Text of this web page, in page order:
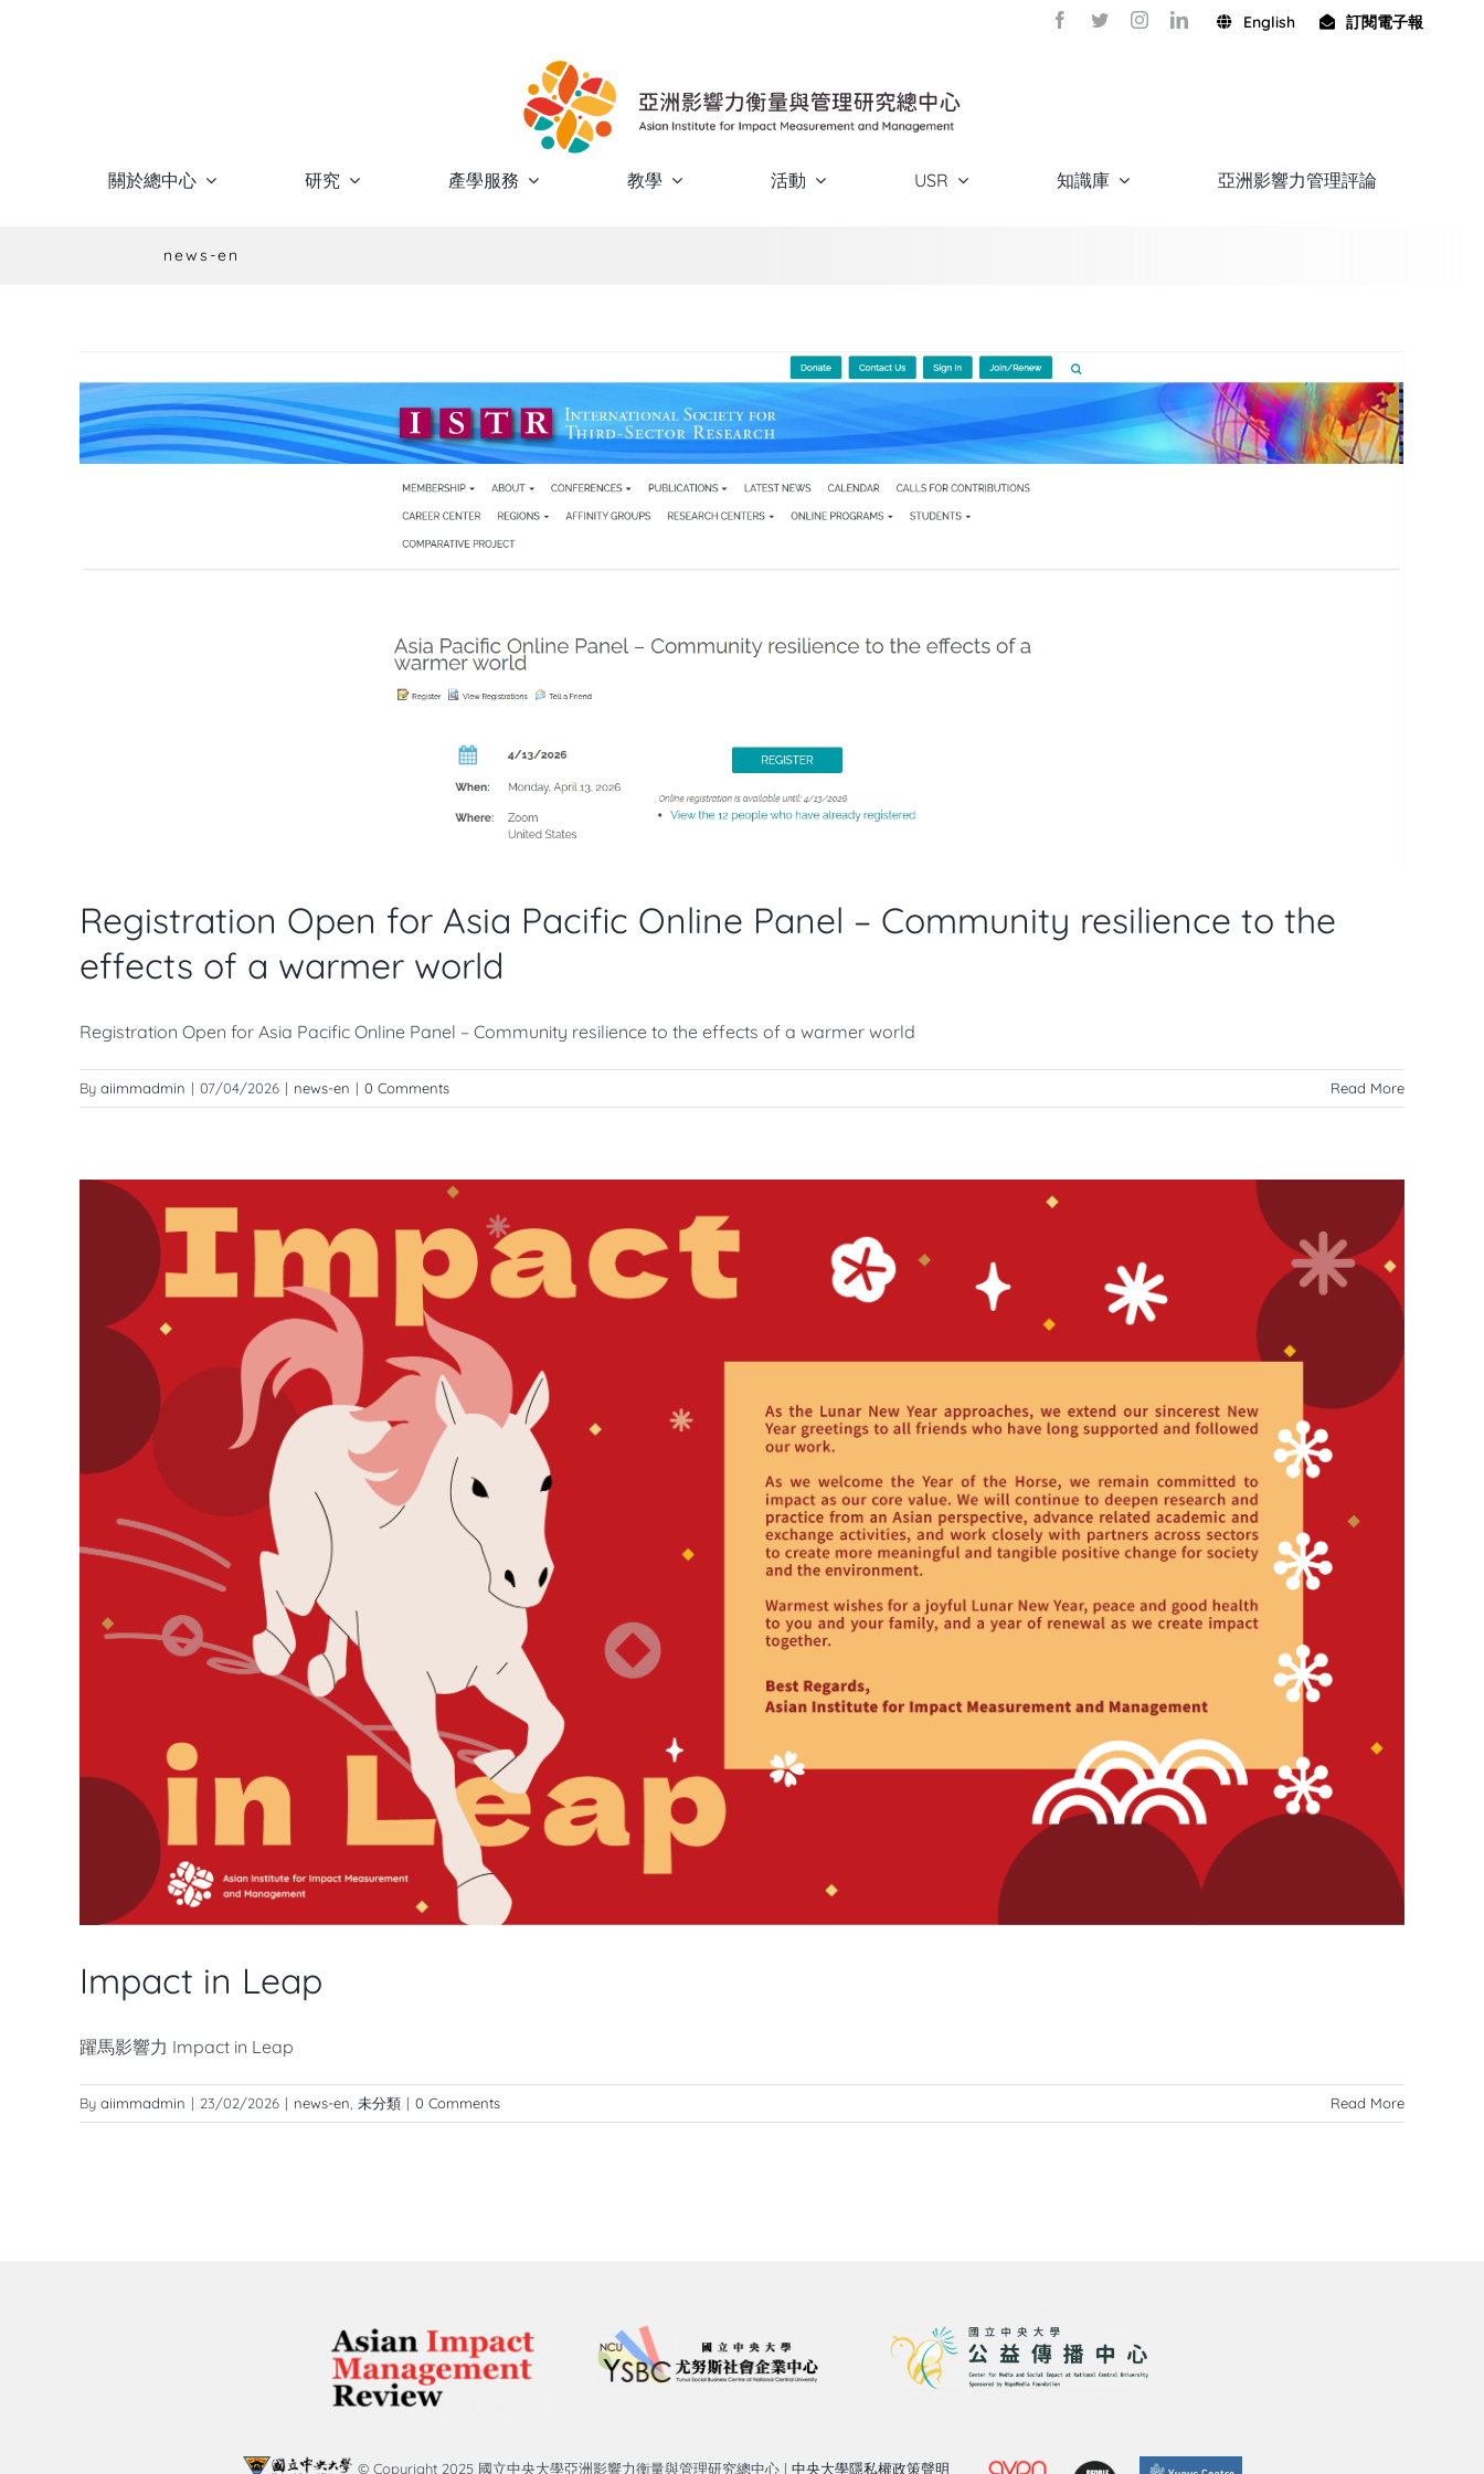
English 訂閱電子報
關於總中心 研究 產學服務 教學 活動 USR 知識庫 亞洲影響力管理評論
news-en
Registration Open for Asia Pacific Online Panel – Community resilience to the
effects of a warmer world
Registration Open for Asia Pacific Online Panel – Community resilience to the effects of a warmer world
By aiimmadmin | 07/04/2026 | news-en | 0 Comments Read More
Impact in Leap
躍馬影響力 Impact in Leap
By aiimmadmin | 23/02/2026 | news-en 未分類 | 0 Comments Read More
© Copyright 2025 國立中央大學亞洲影響力衡量與管理研究總中心 | 中央大學隱私權政策聲明